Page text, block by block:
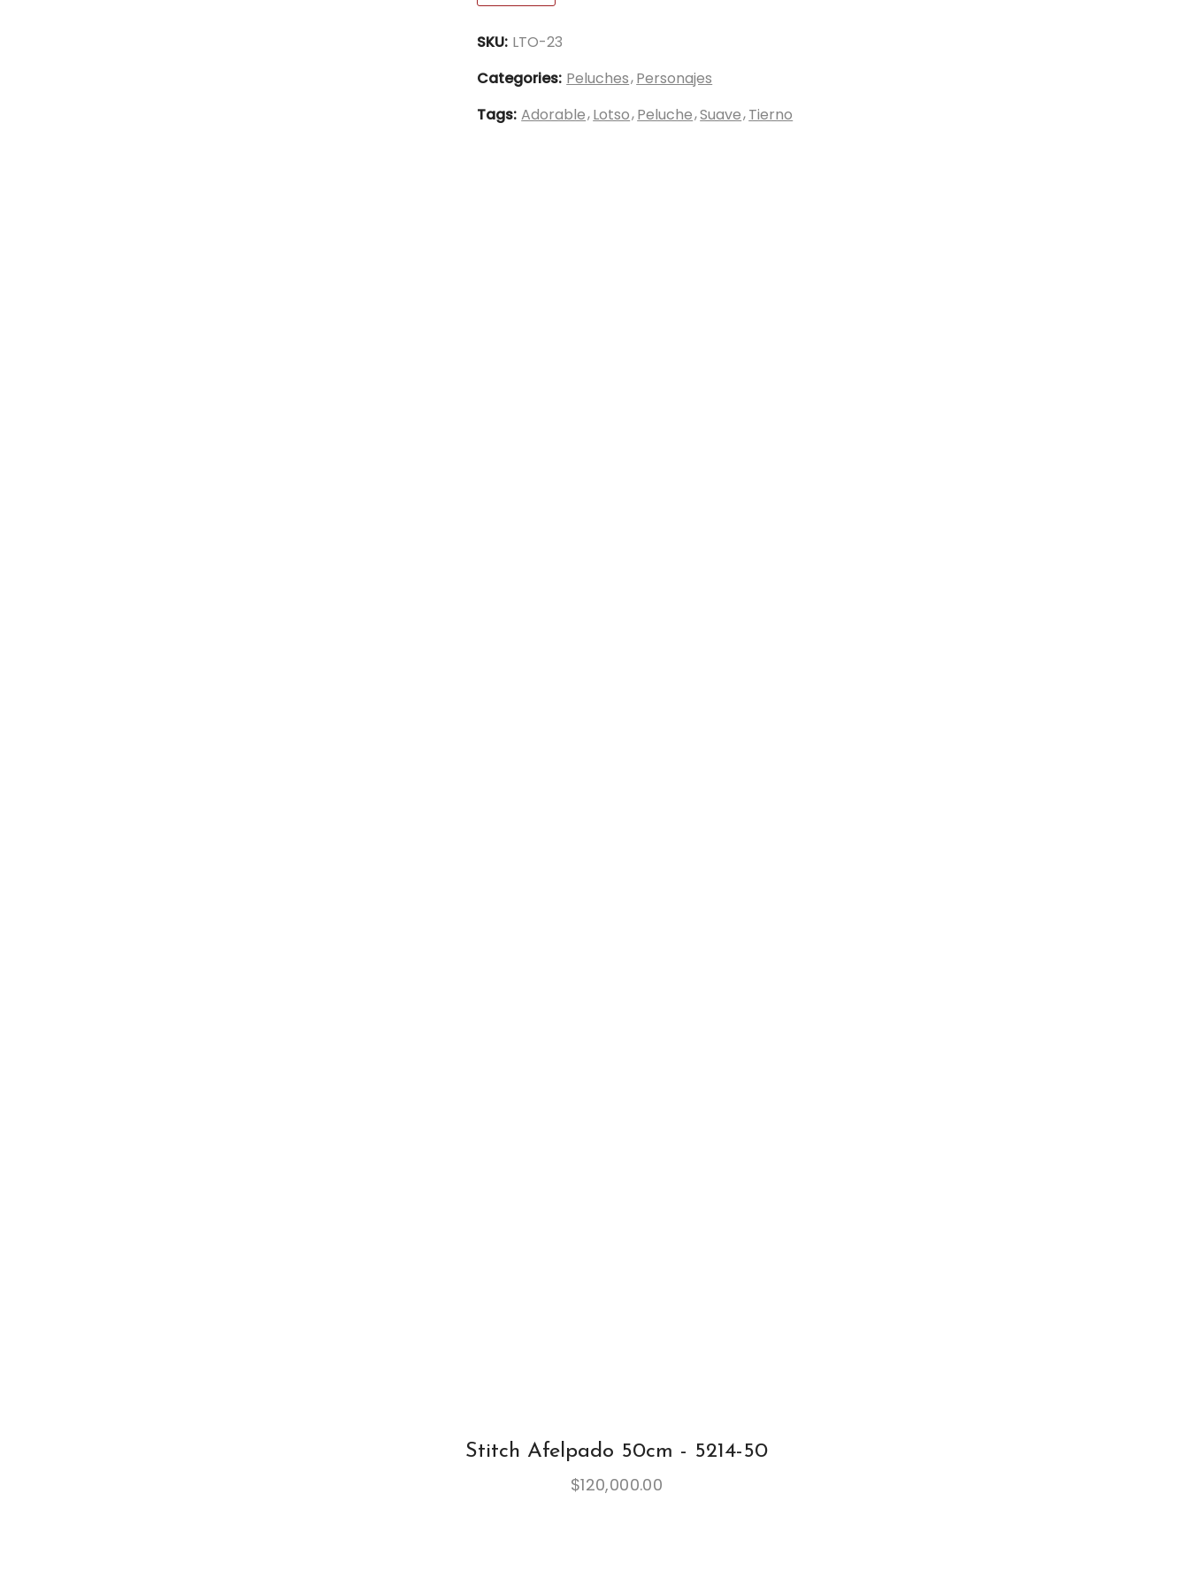
SKU: LTO-23
Categories: Peluches Personajes
Tags: Adorable Lotso Peluche Suave Tierno
Stitch Afelpado 50cm - 5214-50
$120,000.00